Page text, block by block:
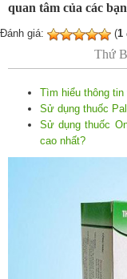
quan tâm của các
Đánh giá: (1
Thứ
Tìm hiểu thông
Sử dụng thuốc
Sử dụng thuốc
cao nhất?